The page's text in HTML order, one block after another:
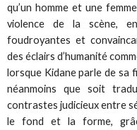
qu’un homme et une
violence de la scène,
foudroyantes et
des éclairs d’humanité
lorsque Kidane parle de
néanmoins que soit
contrastes judicieux entre
le fond et la forme,